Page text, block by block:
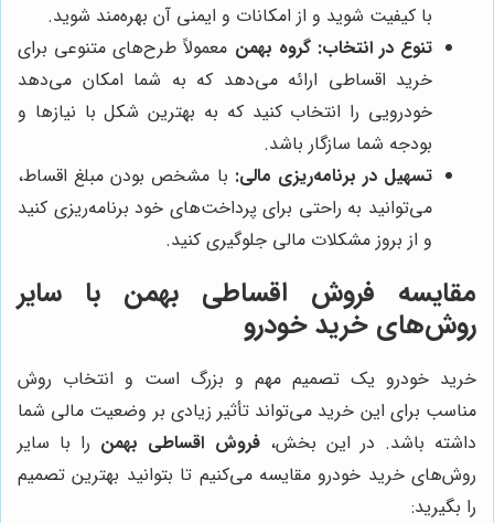
با کیفیت شوید و از امکانات و ایمنی آن بهره‌مند شوید.
تنوع در انتخاب: گروه بهمن معمولاً طرح‌های متنوعی برای
خرید اقساطی ارائه می‌دهد که به شما امکان می‌دهد
خودرویی را انتخاب کنید که به بهترین شکل با نیازها و
بودجه شما سازگار باشد.
تسهیل در برنامه‌ریزی مالی: با مشخص بودن مبلغ اقساط،
می‌توانید به راحتی برای پرداخت‌های خود برنامه‌ریزی کنید
و از بروز مشکلات مالی جلوگیری کنید.
مقایسه فروش اقساطی بهمن با سایر
روش‌های خرید خودرو
خرید خودرو یک تصمیم مهم و بزرگ است و انتخاب روش
مناسب برای این خرید می‌تواند تأثیر زیادی بر وضعیت مالی شما
داشته باشد. در این بخش،فروش اقساطی بهمن را با سایر
روش‌های خرید خودرو مقایسه می‌کنیم تا بتوانید بهترین تصمیم
را بگیرید: